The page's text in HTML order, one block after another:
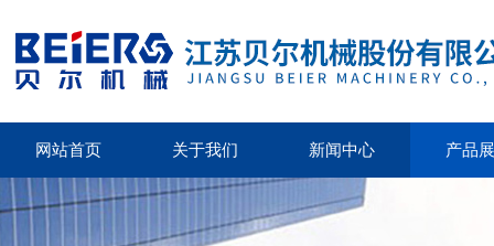
网站首页 关于我们 新闻中心 产品